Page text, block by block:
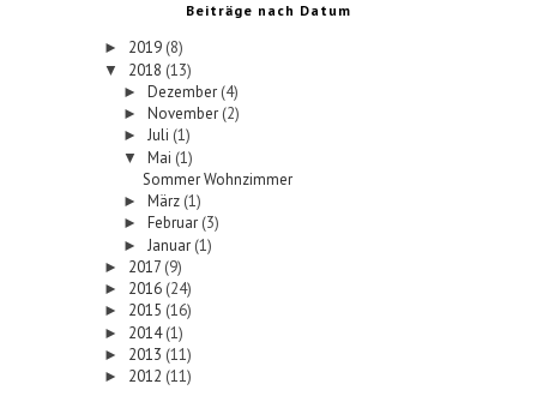
Beiträge nach Datum
► 2019 (8)
▼ 2018 (13)
► Dezember (4)
► November (2)
► Juli (1)
▼ Mai (1)
Sommer Wohnzimmer
► März (1)
► Februar (3)
► Januar (1)
► 2017 (9)
► 2016 (24)
► 2015 (16)
► 2014(1)
► 2013 (11)
► 2012 (11)